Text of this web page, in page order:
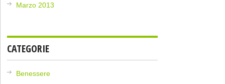
Marzo 2013
CATEGORIE
Benessere